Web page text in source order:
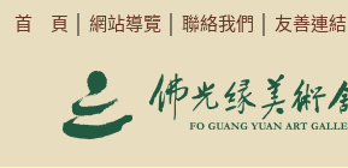
首 頁 網站導覽 聯絡我們 友善連結